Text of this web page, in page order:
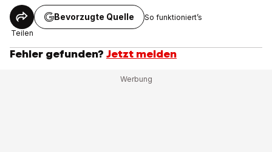
Teilen
Bevorzugte Quelle So funktioniert’s
Fehler gefunden? Jetzt melden